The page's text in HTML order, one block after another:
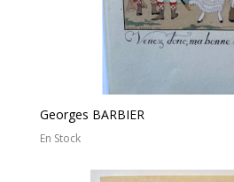
Georges BARBIER
En Stock